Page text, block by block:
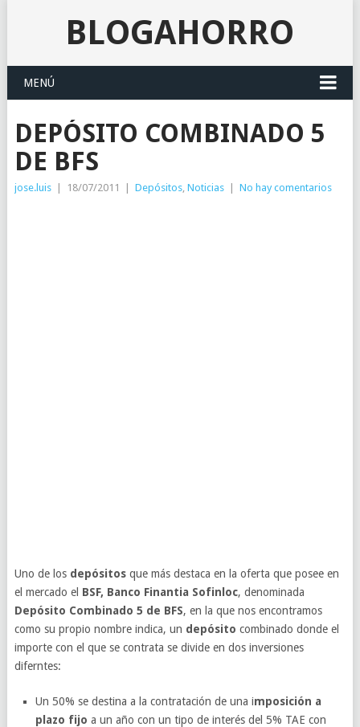
BLOGAHORRO
MENÚ
DEPÓSITO COMBINADO 5
DE BFS
jose.luis 18/07/2011 Depósitos, Noticias No hay comentarios
Uno de los depósitosque más destaca en la oferta que posee en
el mercado el BSF, Banco Finantia Sofinloc, denominada
Depósito Combinado 5 de BFS, en la que nos encontramos
como su propio nombre indica, un depósito combinado donde el
importe con el que se contrata se divide en dos inversiones
diferntes:
Un 50% se destina a la contratación de una imposición a
plazo fijoa un año con un tipo de interés del 5% TAE con